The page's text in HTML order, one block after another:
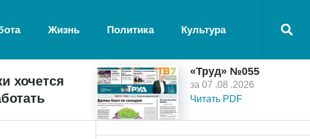
Жизнь Политика Культура
хочется
«Труд» №055
за 07 .08 .2026
Читать PDF